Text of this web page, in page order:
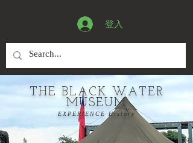
登入
THE BLACK WATER
MUSEUM
EXPERIENCE History